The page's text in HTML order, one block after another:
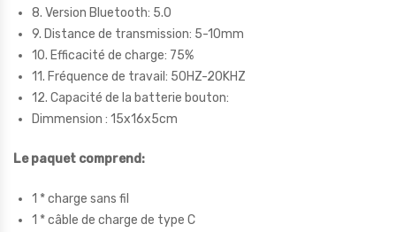
8. Version Bluetooth: 5.0
9. Distance de transmission: 5-10mm
10. Efficacité de charge: 75%
11. Fréquence de travail: 50HZ-20KHZ
12. Capacité de la batterie bouton:
Dimmension : 15x16x5cm
Le paquet comprend:
1 * charge sans fil
1 * câble de charge de type C